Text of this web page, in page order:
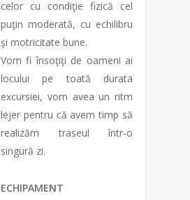
celor cu condiţie fizică cel
puţin moderată, cu echilibru
şi motricitate bune.
Vom fi însoţiţi de oameni ai
locului pe toată durata
excursiei, vom avea un ritm
lejer pentru că avem timp să
realizăm traseul într-o
singură zi.
ECHIPAMENT